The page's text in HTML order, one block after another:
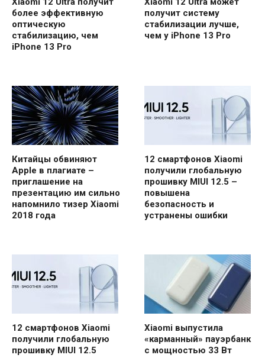
более эффективную
оптическую
стабилизацию, чем
iPhone 13 Pro
получит систему
стабилизации лучше,
чем у iPhone 13 Pro
Китайцы обвиняют
Apple в плагиате –
приглашение на
презентацию им сильно
напомнило тизер Xiaomi
2018 года
12 смартфонов Xiaomi
получили глобальную
прошивку MIUI 12.5 –
повышена
безопасность и
устранены ошибки
12 смартфонов Xiaomi
получили глобальную
прошивку MIUI 12.5
Xiaomi выпустила
«карманный» пауэрбанк
с мощностью 33 Вт